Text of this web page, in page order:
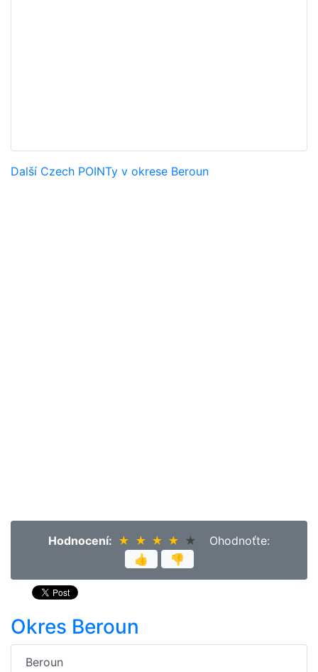
Další Czech POINTy v okrese Beroun
Hodnocení: ★ ★ ★ ★ ★
★ ★ ★ ★ ★
Ohodnoťte:
👍
👎
Okres Beroun
Beroun